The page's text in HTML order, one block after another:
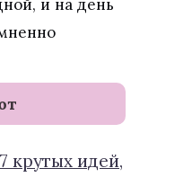
и на день
крутых идей,